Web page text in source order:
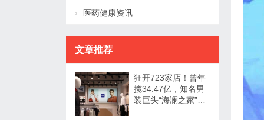
医药健康资讯
文章推荐
狂开723家店！曾年
揽34.47亿，知名男
装巨头“海澜之家”帮